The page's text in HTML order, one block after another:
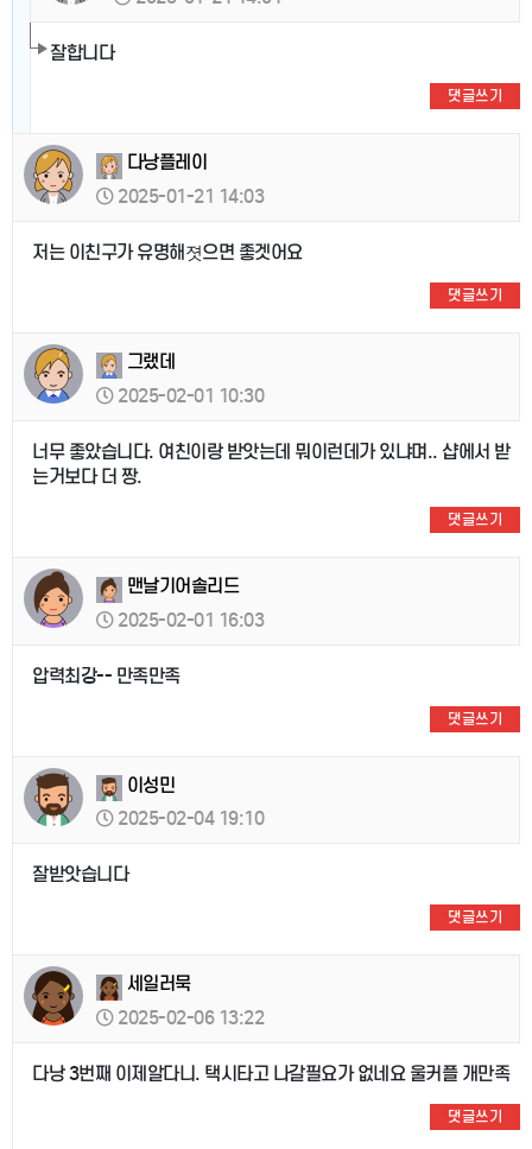
잘합니다
댓글쓰기
다낭플레이
2025-01-21 14:03
저는 이친구가 유명해졋으면 좋겟어요
댓글쓰기
그랬데
2025-02-01 10:30
너무 좋았습니다. 여친이랑 받앗는데 뭐이런데가 있냐며.. 샵에서 받
는거보다 더 짱.
댓글쓰기
맨날기어솔리드
2025-02-01 16:03
압력최강-- 만족만족
댓글쓰기
이성민
2025-02-04 19:10
잘받앗습니다
댓글쓰기
세일러묵
2025-02-06 13:22
다낭 3번째 이제알다니. 택시타고 나갈필요가 없네요 울커플 개만족
댓글쓰기